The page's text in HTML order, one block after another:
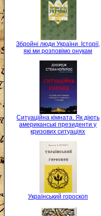
Збройні люди України. Історії,
які ми розповімо онукам
Ситуаційна кімната. Як діють
американські президенти у
кризових ситуаціях
Український гороскоп